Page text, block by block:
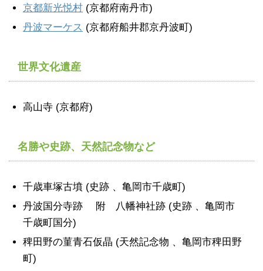
京都新光悦村 (京都府南丹市)
丹波マーケス (京都府船井郡京丹波町)
世界文化遺産
高山寺 (京都府)
名勝や史跡、天然記念物など
千歳車塚古墳 (史跡 、亀岡市千歳町)
丹波国分寺跡 附 八幡神社跡 (史跡 、亀岡市
千歳町国分)
稗田野の菫青石仮晶 (天然記念物 、亀岡市稗田野
町)